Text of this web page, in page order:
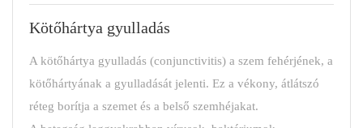
Kötőhártya gyulladás
A kötőhártya gyulladás (conjunctivitis) a szem fehérjének, a
kötőhártyának a gyulladását jelenti. Ez a vékony, átlátszó
réteg borítja a szemet és a belső szemhéjakat.